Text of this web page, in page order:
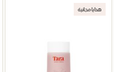
هدايا مجانية